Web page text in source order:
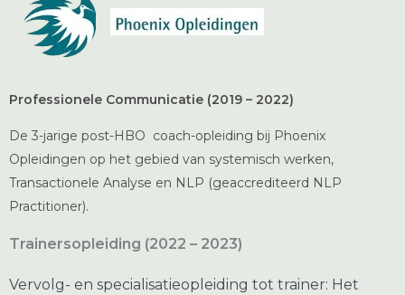
Professionele Communicatie (2019 – 2022)
De 3-jarige post-HBO coach-opleiding bij Phoenix
Opleidingen op het gebied van systemisch werken,
Transactionele Analyse en NLP (geaccrediteerd NLP
Practitioner).
Trainersopleiding (2022 – 2023)
Vervolg- en specialisatieopleiding tot trainer: Het